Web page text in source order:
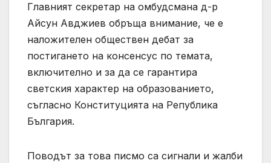
Главният секретар на омбудсмана д-р
Айсун Авджиев обръща внимание, че е
наложителен обществен дебат за
постигането на консенсус по темата,
включително и за да се гарантира
светския характер на образованието,
съгласно Конституцията на Република
България.
Поводът за това писмо са сигнали и жалби